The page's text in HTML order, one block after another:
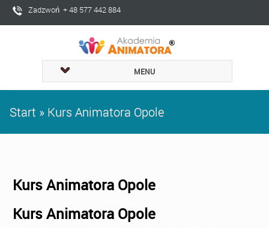
Zadzwoń + 48 577 442 884
MENU
Start » Kurs Animatora Opole
Kurs Animatora Opole
Kurs Animatora Opole